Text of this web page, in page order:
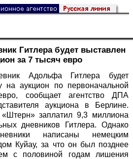
Гитлера будет выставлен
за 7 тысяч евро
Адольфа Гитлера будет
на аукцион по первоначальной
сообщает агентство ДПА
аукциона в Берлине.
заплатил 9,3 миллиона
дневников Гитлера. Однако
написаны немецким
Куйау, за что он был позднее
с половиной годам лишения